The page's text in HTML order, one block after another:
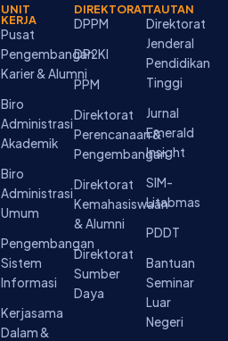
UNIT
KERJA
Pusat
Pengembangan
Karier & Alumni
Biro
Administrasi
Akademik
Biro
Administrasi
Umum
Pengembangan
Sistem
Informasi
Kerjasama
Dalam &
DIREKTORAT
DPPM
DP2KI
PPM
Direktorat
Perencanaan &
Pengembangan
Direktorat
Kemahasiswaan
& Alumni
Direktorat
Sumber
Daya
TAUTAN
Direktorat
Jenderal
Pendidikan
Tinggi
Jurnal
Emerald
Insight
SIM-
Litabmas
PDDT
Bantuan
Seminar
Luar
Negeri